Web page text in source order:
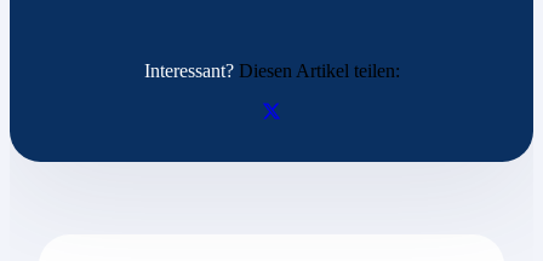
Interessant?Diesen Artikel teilen: